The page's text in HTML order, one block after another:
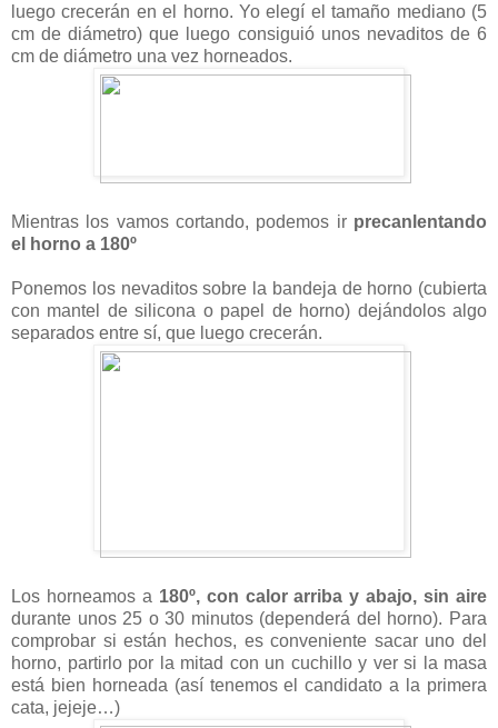
luego crecerán en el horno. Yo elegí el tamaño mediano (5
cm de diámetro) que luego consiguió unos nevaditos de 6
cm de diámetro una vez horneados.
Mientras los vamos cortando, podemos ir precanlentando
el horno a 180º
Ponemos los nevaditos sobre la bandeja de horno (cubierta
con mantel de silicona o papel de horno) dejándolos algo
separados entre sí, que luego crecerán.
Los horneamos a 180º, con calor arriba y abajo, sin aire
durante unos 25 o 30 minutos (dependerá del horno). Para
comprobar si están hechos, es conveniente sacar uno del
horno, partirlo por la mitad con un cuchillo y ver si la masa
está bien horneada (así tenemos el candidato a la primera
cata, jejeje…)